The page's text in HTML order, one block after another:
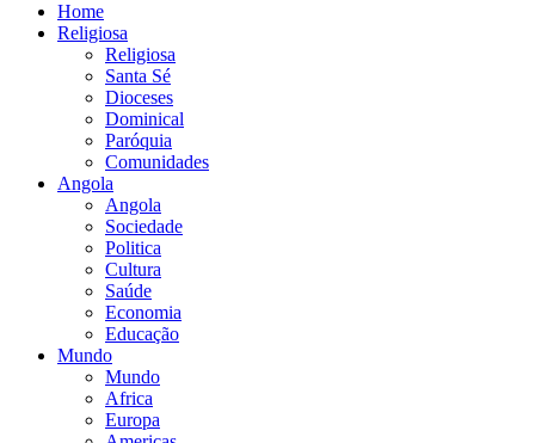
Home
Religiosa
Religiosa
Santa Sé
Dioceses
Dominical
Paróquia
Comunidades
Angola
Angola
Sociedade
Politica
Cultura
Saúde
Economia
Educação
Mundo
Mundo
Africa
Europa